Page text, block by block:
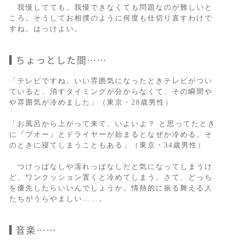
我慢してても、我慢できなくても問題なのが難しいと
ころ。そうしてお相撲のように何度も仕切り直すわけで
すね。はっけよい。
ちょっとした間……
「テレビですね。いい雰囲気になったときテレビがつい
ていると、消すタイミングが分からなくて、その瞬間や
や雰囲気が冷めました」（東京・28歳男性）
「お風呂から上がって来て、いよいよ？ と思ってたとき
に『ブオー』とドライヤーが始まるとなぜか冷める。そ
のときに寝てしまうこともある」（東京・34歳男性）
つけっぱなしや濡れっぱなしだと気になってしまうけ
ど、ワンクッション置くと冷めてしまう。さて、どっち
を優先したらいいんでしょうか。情熱的に振る舞える人
たちがうらやましい……。
音楽……